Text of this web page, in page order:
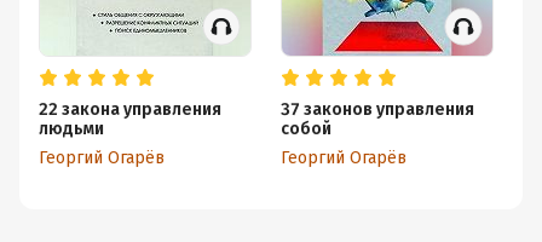
22 закона управления
людьми
Георгий Огарёв
37 законов управления
собой
Георгий Огарёв